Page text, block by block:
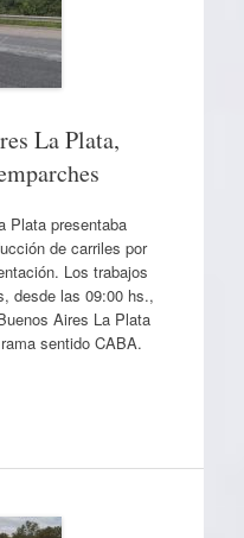
La Plata,
Plata presentaba
de carriles por
Los trabajos
desde las 09:00 hs.,
Aires La Plata
sentido CABA.